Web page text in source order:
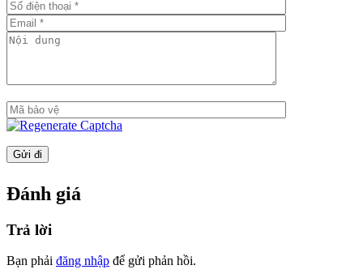
Sảnh lễ tân
Liden Residences mang đến cho cư dân không gian sống
Tọa lạc tại trung tâm của bán đảo Thủ Thiêm, Linden
nhiều cây xanh.
Công ty còn nhiều căn hộ Empire City bán và cho thuê
khác tại:
https://empirecityhcmc.com/empire-city-ban/
Số điện thoại: 0908 280 293 (
Đánh giá
Trả lời
Bạn phải đăng nhập để gửi phản hồi.